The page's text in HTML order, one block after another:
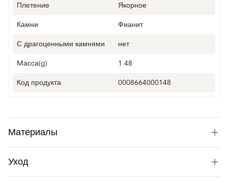
Плетение
Якорное
Камни
Фианит
С драгоценными камнями
нет
Mасса(g)
1.48
Код продукта
0008664000148
Материалы
Уход